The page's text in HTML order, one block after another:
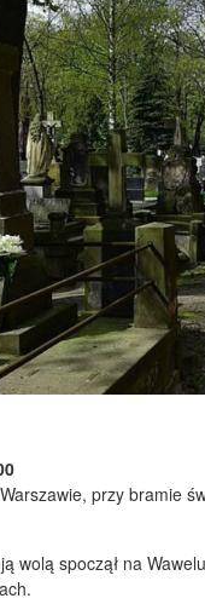
przy bramie
wolą spoczął na